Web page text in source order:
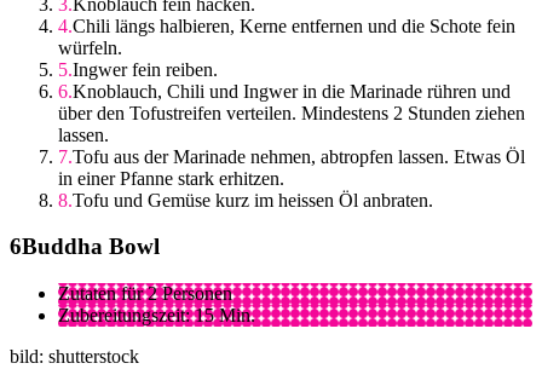
Chili längs halbieren, Kerne entfernen und die Schote fein
würfeln.
Ingwer fein reiben.
Knoblauch, Chili und Ingwer in die Marinade rühren und
über den Tofustreifen verteilen. Mindestens 2 Stunden ziehen
lassen.
Tofu aus der Marinade nehmen, abtropfen lassen. Etwas Öl
in einer Pfanne stark erhitzen.
Tofu und Gemüse kurz im heissen Öl anbraten.
Buddha Bowl
Zutaten für 2 Personen
Zubereitungszeit: 15 Min.
bild: shutterstock